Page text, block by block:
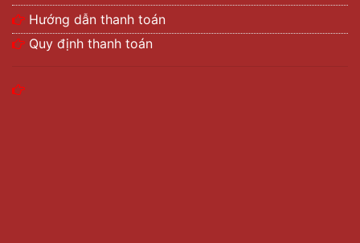
Hướng dẫn thanh toán
Quy định thanh toán